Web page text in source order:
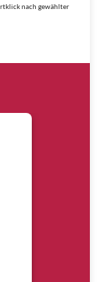
nach gewählter